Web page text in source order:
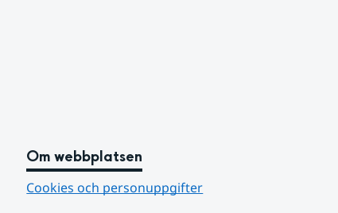
Om webbplatsen
Cookies och personuppgifter